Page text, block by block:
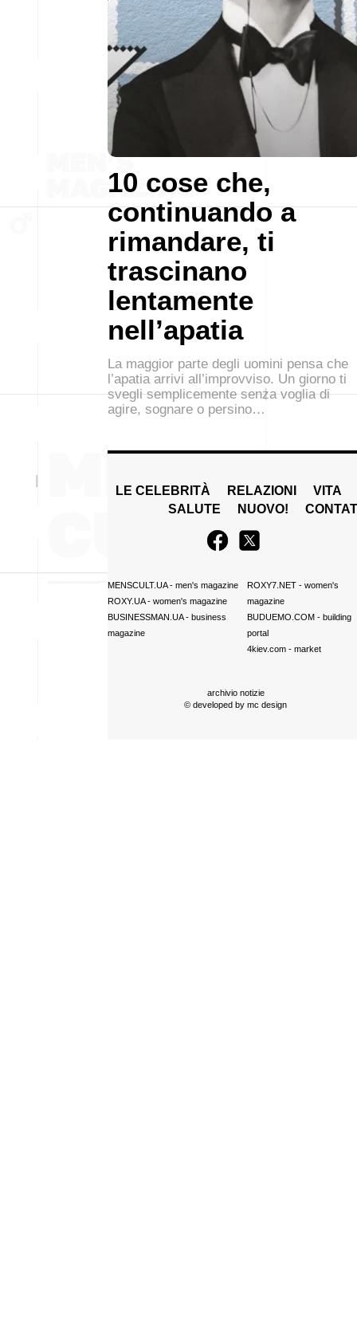
10 cose che,
continuando a
rimandare, ti
trascinano
lentamente
nell’apatia
La maggior parte degli uomini pensa che
l’apatia arrivi all’improvviso. Un giorno ti
svegli semplicemente senza voglia di
agire, sognare o persino…
LE CELEBRITÀ RELAZIONI
VITA
SALUTE
NUOVO!
MENSCULT.UA- men's magazine
ROXY.UA- women's magazine
BUSINESSMAN.UA- business
magazine
ROXY7.NET- women's
magazine
BUDUEMO.COM- building
portal
4kiev.com- market
archivio notizie
© developed by mc design